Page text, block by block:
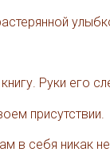
Руки его
присутствии.
в себя никак